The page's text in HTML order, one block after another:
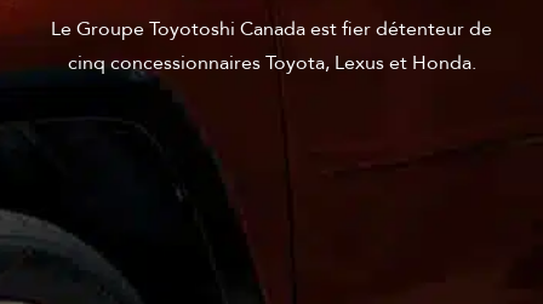
Le Groupe Toyotoshi Canada est fier détenteur de
cinq concessionnaires Toyota, Lexus et Honda.